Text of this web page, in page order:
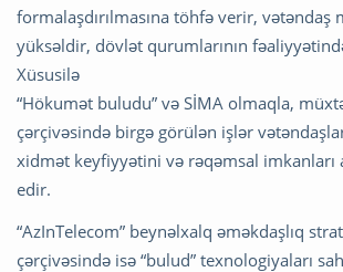
formalaşdırılmasına töhfə verir,
yüksəldir, dövlət qurumlarının fəaliyyətində
Xüsusilə
“Hökumət buludu” və SİMA olmaqla,
çərçivəsində birgə görülən işlər
xidmət keyfiyyətini və rəqəmsal imkanları
edir.
“AzInTelecom” beynəlxalq əməkdaşlıq
çərçivəsində isə “bulud” texnologiyaları